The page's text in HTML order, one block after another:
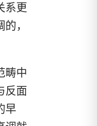
系更
，
畴中
反面
早